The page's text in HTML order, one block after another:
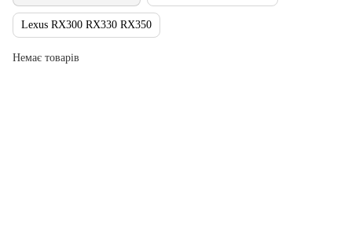
Lexus RX300 RX330 RX350
Немає товарів